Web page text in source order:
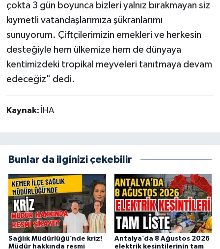
çokta 3 gün boyunca bizleri yalnız bırakmayan siz
kıymetli vatandaşlarımıza şükranlarımı
sunuyorum. Çiftçilerimizin emekleri ve herkesin
desteğiyle hem ülkemize hem de dünyaya
kentimizdeki tropikal meyveleri tanıtmaya devam
edeceğiz" dedi.
Kaynak: İHA
Bunlar da ilginizi çekebilir
Sağlık Müdürlüğü’nde kriz!
Müdür hakkında resmi
Antalya’da 8 Ağustos 2026
elektrik kesintilerinin tam